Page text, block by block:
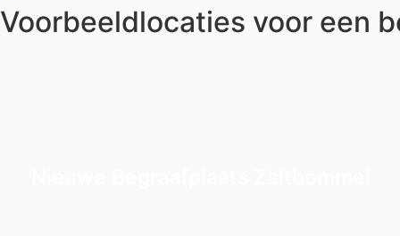
Voorbeeldlocaties voor een